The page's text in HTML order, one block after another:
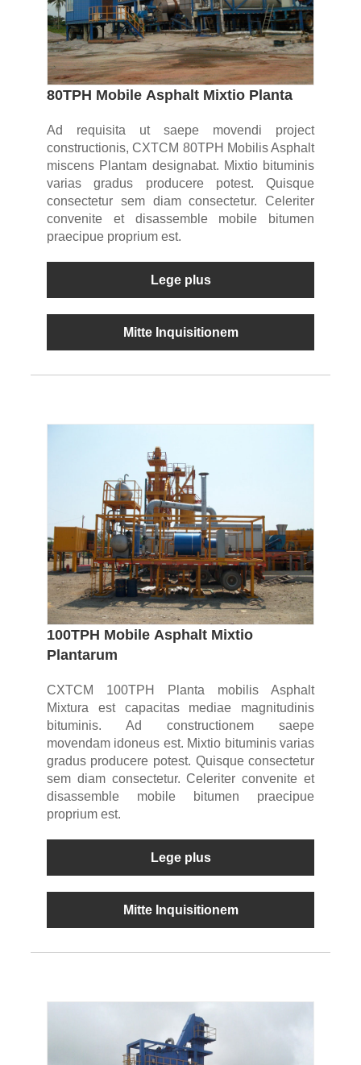
80TPH Mobile Asphalt Mixtio Planta
Ad requisita ut saepe movendi project
constructionis, CXTCM 80TPH Mobilis Asphalt
miscens Plantam designabat. Mixtio bituminis
varias gradus producere potest. Quisque
consectetur sem diam consectetur. Celeriter
convenite et disassemble mobile bitumen
praecipue proprium est.
Lege plus
Mitte Inquisitionem
100TPH Mobile Asphalt Mixtio
Plantarum
CXTCM 100TPH Planta mobilis Asphalt
Mixtura est capacitas mediae magnitudinis
bituminis. Ad constructionem saepe
movendam idoneus est. Mixtio bituminis varias
gradus producere potest. Quisque consectetur
sem diam consectetur. Celeriter convenite et
disassemble mobile bitumen praecipue
proprium est.
Lege plus
Mitte Inquisitionem